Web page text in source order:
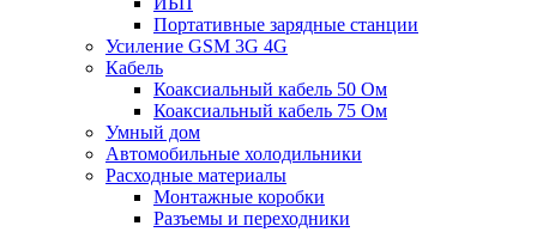
Портативные зарядные станции
Усиление GSM 3G 4G
Кабель
Коаксиальный кабель 50 Ом
Коаксиальный кабель 75 Ом
Умный дом
Автомобильные холодильники
Расходные материалы
Монтажные коробки
Разъемы и переходники